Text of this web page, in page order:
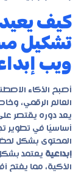
كيف يعيد
تشكيل
ويب
أصبح الذكاء
العالم الرقمي،
يعد دوره يقتصر
أساسيًا في تطوير
المحتوى بشكل
إبداعية يعتمد بشكل
الذكية، مما يفتح